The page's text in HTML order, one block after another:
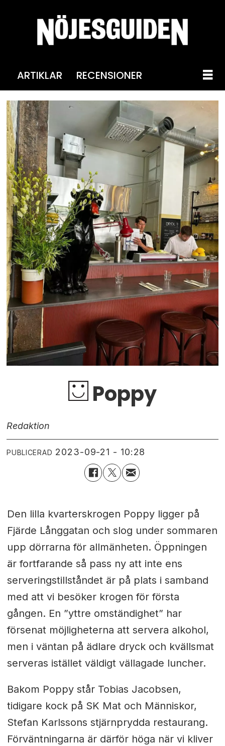
ARTIKLAR RECENSIONER
Poppy
Redaktion
PUBLICERAD 2023-09-21 - 10:28
Den lilla kvarterskrogen Poppy ligger på
Fjärde Långgatan och slog under sommaren
upp dörrarna för allmänheten. Öppningen
är fortfarande så pass ny att inte ens
serveringstillståndet är på plats i samband
med att vi besöker krogen för första
gången. En ”yttre omständighet” har
försenat möjligheterna att servera alkohol,
men i väntan på ädlare dryck och kvällsmat
serveras istället väldigt vällagade luncher.
Bakom Poppy står Tobias Jacobsen,
tidigare kock på SK Mat och Människor,
Stefan Karlssons stjärnprydda restaurang.
Förväntningarna är därför höga när vi kliver